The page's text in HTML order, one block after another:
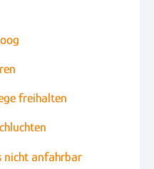
freihalten
nicht anfahrbar